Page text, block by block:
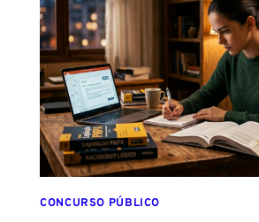
A
FCC
É
ASSINADO
E
EDITAL
É
IMINENTE!
SALÁRIOS
CHEGAM
CONCURSO PÚBLICO